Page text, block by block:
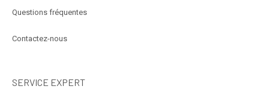
Questions fréquentes
Contactez-nous
SERVICE EXPERT